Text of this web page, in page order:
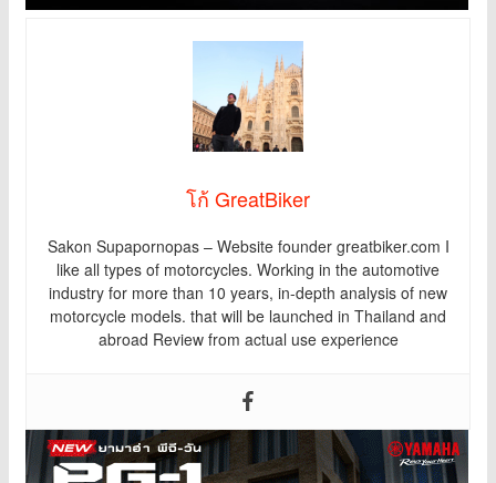
โก้ GreatBiker
Sakon Supapornopas – Website founder greatbiker.com I
like all types of motorcycles. Working in the automotive
industry for more than 10 years, in-depth analysis of new
motorcycle models. that will be launched in Thailand and
abroad Review from actual use experience